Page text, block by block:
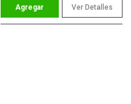
Ver Detalles